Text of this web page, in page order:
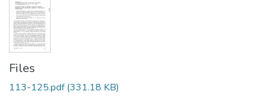
Files
113-125.pdf(331.18 KB)